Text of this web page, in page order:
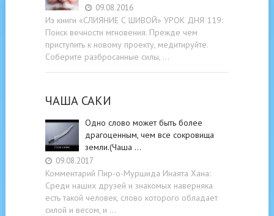
09.08.2016
Из книги «СЛИЯНИЕ С ШИВОЙ» УРОК ДНЯ 119:
Поиск вечности мгновения. Прежде чем
приступить к новому проекту, медитируйте.
Соберите разбросанные силы, …
ЧАША САКИ
Одно слово может быть более
драгоценным, чем все сокровища
земли.(Чаша …
09.08.2017
Комментарий Пир-о-Муршида Инаята Хана:
Среди наших друзей и знакомых наверняка
есть такой человек, слово которого обладает
силой и весом, и …